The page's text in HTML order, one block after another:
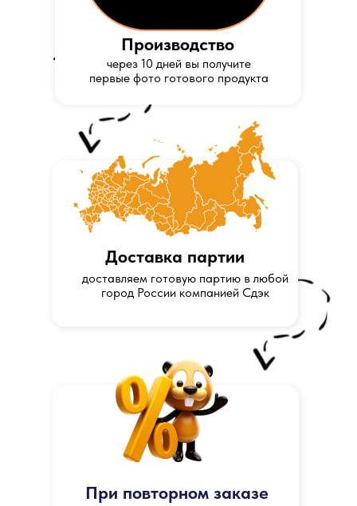
через 10 дней вы получите
первые фото готового продукта
Производство
доставляем готовую партию в любой
город России компанией Сдэк
Доставка партии
При повторном заказе